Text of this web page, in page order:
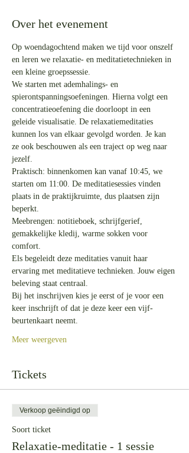
Over het evenement
Op woendagochtend maken we tijd voor onszelf
en leren we relaxatie- en meditatietechnieken in
een kleine groepssessie.
We starten met ademhalings- en
spierontspanningsoefeningen. Hierna volgt een
concentratieoefening die doorloopt in een
geleide visualisatie. De relaxatiemeditaties
kunnen los van elkaar gevolgd worden. Je kan
ze ook beschouwen als een traject op weg naar
jezelf.
Praktisch: binnenkomen kan vanaf 10:45, we
starten om 11:00. De meditatiesessies vinden
plaats in de praktijkruimte, dus plaatsen zijn
beperkt.
Meebrengen: notitieboek, schrijfgerief,
gemakkelijke kledij, warme sokken voor
comfort.
Els begeleidt deze meditaties vanuit haar
ervaring met meditatieve technieken. Jouw eigen
beleving staat centraal.
Bij het inschrijven kies je eerst of je voor een
keer inschrijft of dat je deze keer een vijf-
beurtenkaart neemt.
Meer weergeven
Tickets
Verkoop geëindigd op
Soort ticket
Relaxatie-meditatie - 1 sessie